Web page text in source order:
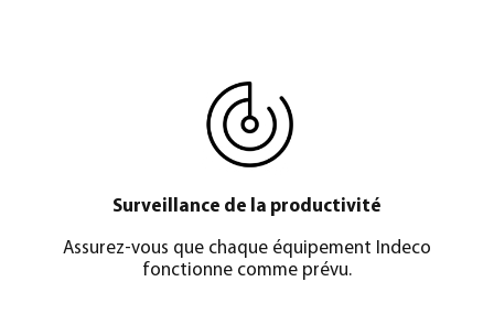
Surveillance de la productivité
Assurez-vous que chaque équipement Indeco
fonctionne comme prévu.